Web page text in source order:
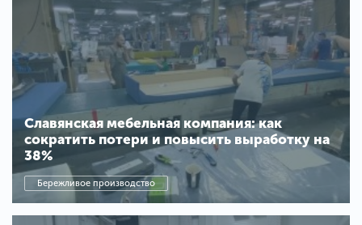
Славянская мебельная компания: как
сократить потери и повысить выработку на
38%
Бережливое производство